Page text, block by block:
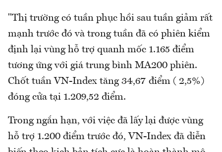
"Thị trường có tuần phục hồi sau tuần giảm rất
mạnh trước đó và trong tuần đã có phiên kiểm
định lại vùng hỗ trợ quanh mốc 1.165 điểm
tương ứng với giá trung bình MA200 phiên.
Chốt tuần VN-Index tăng 34,67 điểm ( 2,5%)
đóng cửa tại 1.209,52 điểm.
Trong ngắn hạn, với việc đã lấy lại được vùng
hỗ trợ 1.200 điểm trước đó, VN-Index đã diễn